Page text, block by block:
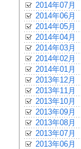
2014年07月
2014年06月
2014年05月
2014年04月
2014年03月
2014年02月
2014年01月
2013年12月
2013年11月
2013年10月
2013年09月
2013年08月
2013年07月
2013年06月